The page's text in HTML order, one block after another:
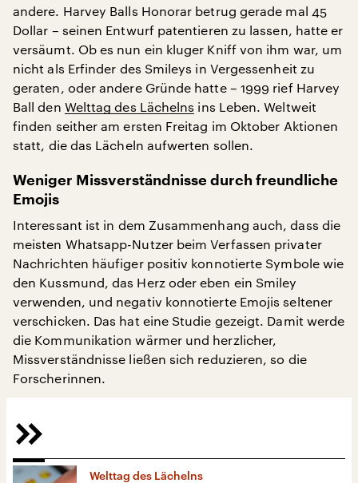
andere. Harvey Balls Honorar betrug gerade mal 45
Dollar – seinen Entwurf patentieren zu lassen, hatte er
versäumt. Ob es nun ein kluger Kniff von ihm war, um
nicht als Erfinder des Smileys in Vergessenheit zu
geraten, oder andere Gründe hatte – 1999 rief Harvey
Ball den Welttag des Lächelns ins Leben. Weltweit
finden seither am ersten Freitag im Oktober Aktionen
statt, die das Lächeln aufwerten sollen.
Weniger Missverständnisse durch freundliche
Emojis
Interessant ist in dem Zusammenhang auch, dass die
meisten Whatsapp-Nutzer beim Verfassen privater
Nachrichten häufiger positiv konnotierte Symbole wie
den Kussmund, das Herz oder eben ein Smiley
verwenden, und negativ konnotierte Emojis seltener
verschicken. Das hat eine Studie gezeigt. Damit werde
die Kommunikation wärmer und herzlicher,
Missverständnisse ließen sich reduzieren, so die
Forscherinnen.
Welttag des Lächelns